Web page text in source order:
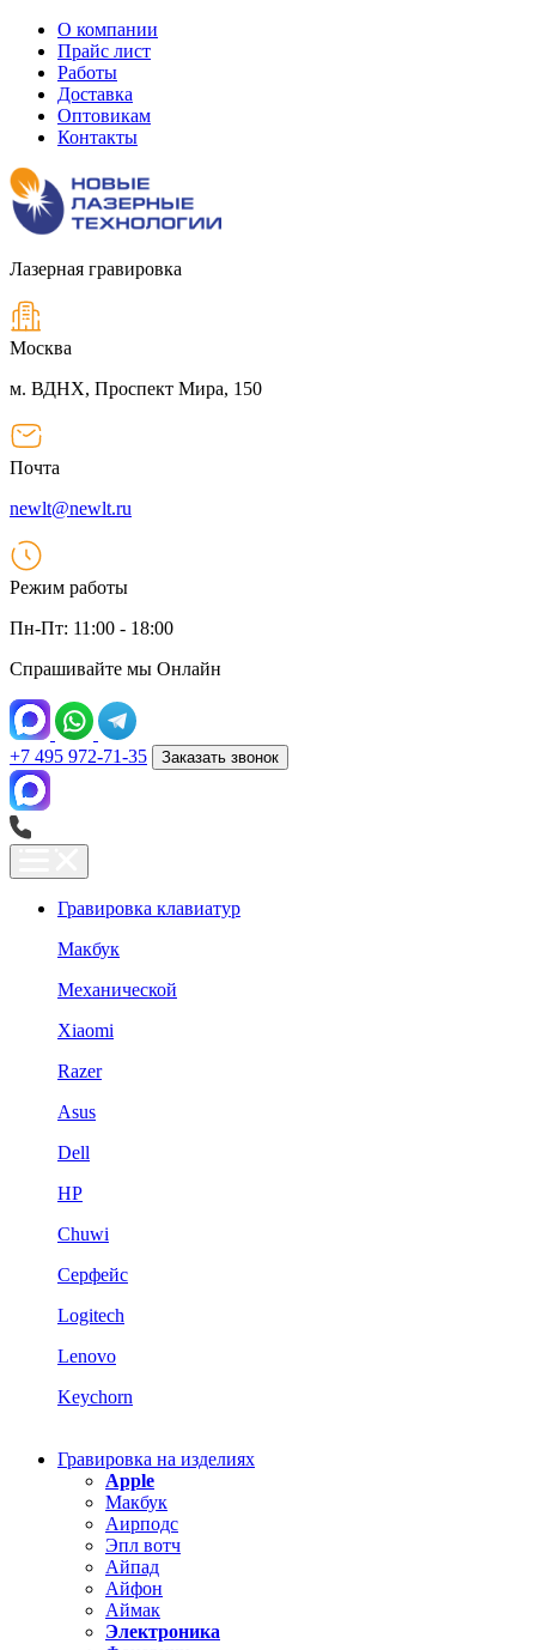
О компании
Прайс лист
Работы
Доставка
Оптовикам
Контакты
Лазерная гравировка
Москва
м. ВДНХ, Проспект Мира, 150
Почта
newlt@newlt.ru
Режим работы
Пн-Пт: 11:00 - 18:00
Спрашивайте мы Онлайн
+7 495 972-71-35 Заказать звонок
Гравировка клавиатур
Макбук
Механической
Xiaomi
Razer
Asus
Dell
HP
Chuwi
Серфейс
Logitech
Lenovo
Keychorn
Гравировка на изделиях
Apple
Макбук
Аирподс
Эпл вотч
Айпад
Айфон
Аймак
Электроника